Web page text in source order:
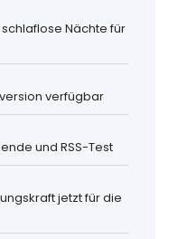
Nächte für
verfügbar
und RSS-Test
jetzt für die